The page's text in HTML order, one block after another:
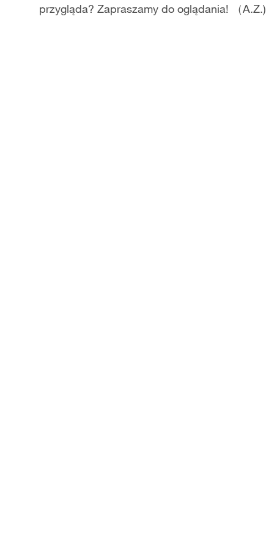
przygląda? Zapraszamy do oglądania! （A.Z.)